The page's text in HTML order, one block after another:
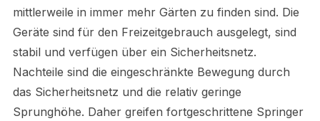
mittlerweile in immer mehr Gärten zu finden sind. Die
Geräte sind für den Freizeitgebrauch ausgelegt, sind
stabil und verfügen über ein Sicherheitsnetz.
Nachteile sind die eingeschränkte Bewegung durch
das Sicherheitsnetz und die relativ geringe
Sprunghöhe. Daher greifen fortgeschrittene Springer